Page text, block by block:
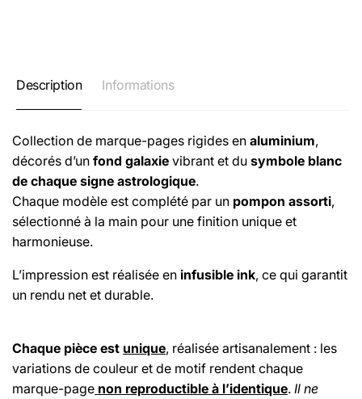
Description Informations
Collection de marque-pages rigides en aluminium,
décorés d’un fond galaxie vibrant et du symbole blanc
de chaque signe astrologique.
Chaque modèle est complété par un pompon assorti,
sélectionné à la main pour une finition unique et
harmonieuse.
L’impression est réalisée en infusible ink, ce qui garantit
un rendu net et durable.
Chaque pièce est unique, réalisée artisanalement : les
variations de couleur et de motif rendent chaque
marque-page non reproductible à l’identique. Il ne